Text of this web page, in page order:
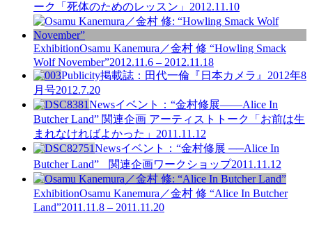
ーク「死体のためのレッスン」 2012.11.10
ExhibitionOsamu Kanemura／金村 修 “Howling Smack
Wolf November”2012.11.6 – 2012.11.18
Publicity掲載誌：田代一倫『日本カメラ』2012年8
月号2012.7.20
Newsイベント：“金村修展――Alice In
Butcher Land” 関連企画 アーティストトーク「お前は生
まれなければよかった」 2011.11.12
Newsイベント：“金村修展 ──Alice In
Butcher Land” 関連企画ワークショップ2011.11.12
ExhibitionOsamu Kanemura／金村 修 “Alice In Butcher
Land”2011.11.8 – 2011.11.20